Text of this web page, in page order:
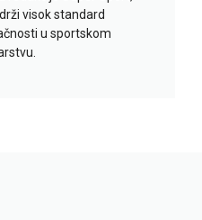
visok standard
u sportskom